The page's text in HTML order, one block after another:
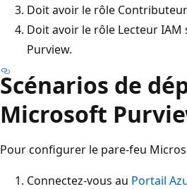
Doit avoir le rôle
Doit avoir le rôle Lecteur
Purview.
Scénarios de
Microsoft
Pour configurer le pare-feu
Connectez-vous au Portail